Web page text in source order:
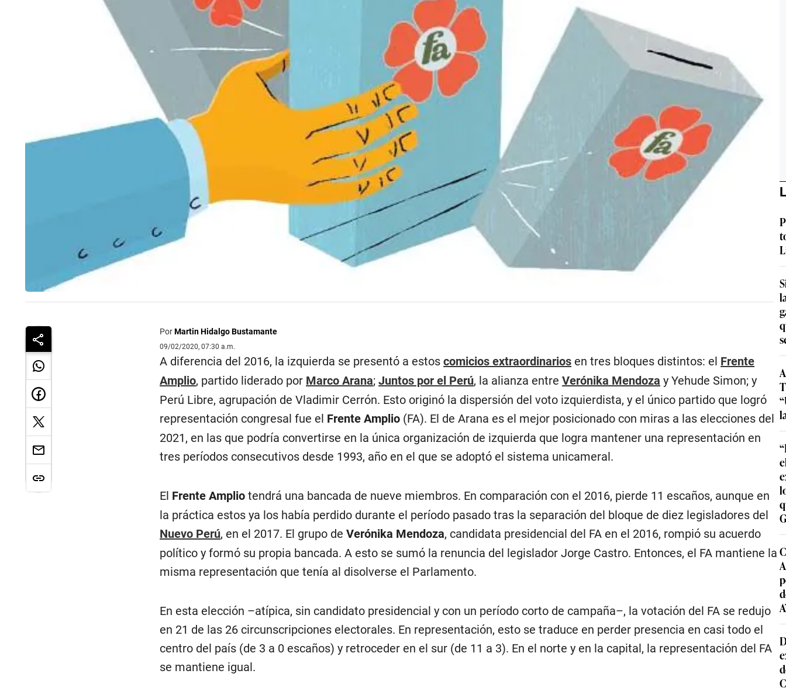
PorMartin Hidalgo Bustamante
09/02/2020, 07:30 a.m.
A diferencia del 2016, la izquierda se presentó a estoscomicios extraordinarios en tres bloques distintos: el Frente
Amplio, partido liderado por Marco Arana;Juntos por el Perú, la alianza entreVerónika Mendoza y Yehude Simon; y
Perú Libre, agrupación de Vladimir Cerrón. Esto originó la dispersión del voto izquierdista, y el único partido que logró
representación congresal fue el Frente Amplio (FA). El de Arana es el mejor posicionado con miras a las elecciones del
2021, en las que podría convertirse en la única organización de izquierda que logra mantener una representación en
tres períodos consecutivos desde 1993, año en el que se adoptó el sistema unicameral.
El Frente Amplio tendrá una bancada de nueve miembros. En comparación con el 2016, pierde 11 escaños, aunque en
la práctica estos ya los había perdido durante el período pasado tras la separación del bloque de diez legisladores del
Nuevo Perú, en el 2017. El grupo deVerónika Mendoza, candidata presidencial del FA en el 2016, rompió su acuerdo
político y formó su propia bancada. A esto se sumó la renuncia del legislador Jorge Castro. Entonces, el FA mantiene la
misma representación que tenía al disolverse el Parlamento.
En esta elección –atípica, sin candidato presidencial y con un período corto de campaña–, la votación del FA se redujo
en 21 de las 26 circunscripciones electorales. En representación, esto se traduce en perder presencia en casi todo el
centro del país (de 3 a 0 escaños) y retroceder en el sur (de 11 a 3). En el norte y en la capital, la representación del FA
se mantiene igual.